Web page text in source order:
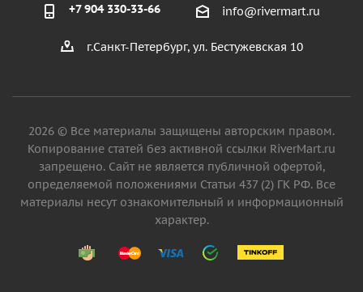
+7 904 330-33-66 info@rivermart.ru
г.Санкт-Петербург, ул. Бестужевская 10
2026 © Все материалы защищены авторским правом.
Копирование статей без активной ссылки RiverMart.ru
запрещено. Сайт не является публичной офертой,
определяемой положениями Статьи 437 (2) ГК РФ. Все
материалы несут ознакомительный и информационный
характер.